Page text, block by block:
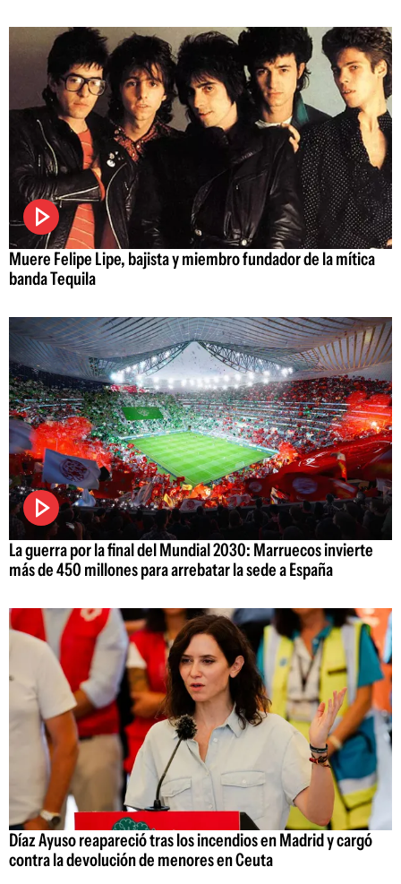
Muere Felipe Lipe, bajista y miembro fundador de la mítica
banda Tequila
La guerra por la final del Mundial 2030: Marruecos invierte
más de 450 millones para arrebatar la sede a España
Díaz Ayuso reapareció tras los incendios en Madrid y cargó
contra la devolución de menores en Ceuta